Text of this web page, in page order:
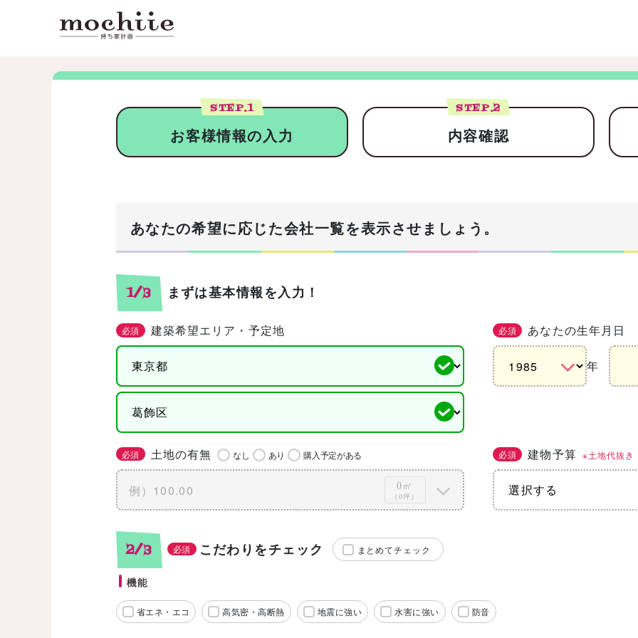
STEP.1
お客様情報の入力
STEP.2
内容確認
あなたの希望に応じた会社一覧を表示させましょう。
1/3 まずは基本情報を入力！
必須 建築希望エリア・予定地 必須 あなたの生年月日
年
必須 土地の有無 なし あり 購入予定がある
0㎡
（0坪）
必須 建物予算 ※土地代抜き
2/3 必須 こだわりをチェック まとめてチェック
機能
省エネ・エコ 高気密・高断熱 地震に強い 水害に強い 防音